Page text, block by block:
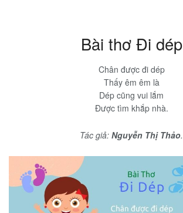
Bài thơ Đi dép
Chân được đi dép
Thấy êm êm là
Dép cũng vui lắm
Được tìm khắp nhà.
Tác giả: Nguyễn Thị Thảo.